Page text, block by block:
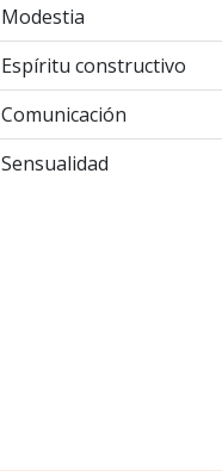
Modestia
Espíritu constructivo
Comunicación
Sensualidad